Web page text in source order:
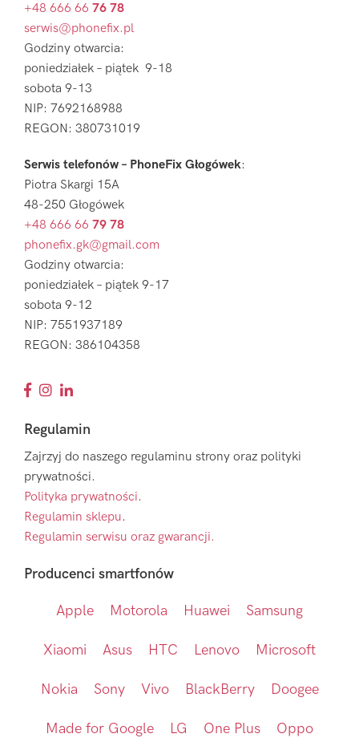
+48 666 66 76 78
serwis@phonefix.pl
Godziny otwarcia:
poniedziałek – piątek 9-18
sobota 9-13
NIP: 7692168988
REGON: 380731019
Serwis telefonów – PhoneFix Głogówek:
Piotra Skargi 15A
48-250 Głogówek
+48 666 66 79 78
phonefix.gk@gmail.com
Godziny otwarcia:
poniedziałek – piątek 9-17
sobota 9-12
NIP: 7551937189
REGON: 386104358
Regulamin
Zajrzyj do naszego regulaminu strony oraz polityki
prywatności.
Polityka prywatności.
Regulamin sklepu.
Regulamin serwisu oraz gwarancji.
Producenci smartfonów
Apple Motorola Huawei Samsung
Xiaomi Asus HTC Lenovo Microsoft
Nokia Sony Vivo BlackBerry Doogee
Made for Google LG One Plus Oppo